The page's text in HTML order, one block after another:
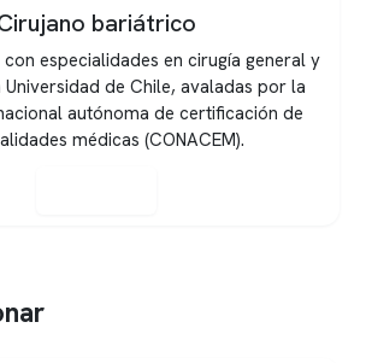
bariátrico
especialidades en cirugía general y
Universidad de Chile, avaladas por la
autónoma de certificación de
médicas (CONACEM).